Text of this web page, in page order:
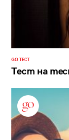
GO ТЕСТ
Тест на